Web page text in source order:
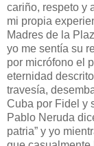
cariño, respeto y
mi propia
Madres de la
yo me sentía su
por micrófono el
eternidad
travesía,
Cuba por Fidel y
Pablo Neruda
patria” y yo